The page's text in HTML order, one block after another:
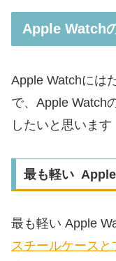
Apple Watch
Apple Watchには
で、Apple Watch
したいと思います
最も軽い
最も軽い Apple
スチールケース